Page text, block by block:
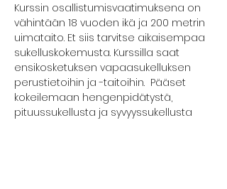
Kurssin osallistumisvaatimuksena on
vähintään 18 vuoden ikä ja 200 metrin
uimataito. Et siis tarvitse aikaisempaa
sukelluskokemusta. Kurssilla saat
ensikosketuksen vapaasukelluksen
perustietoihin ja -taitoihin.  Pääset
kokeilemaan hengenpidätystä,
pituussukellusta ja syvyyssukellusta